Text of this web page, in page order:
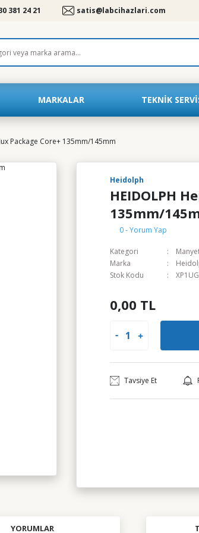
381 24 21 satis@labcihazlari.com
MARKALAR TEKNIK
Package Core+ 135mm/145mm
Heidolph
HEIDOLPH
135mm/
0 - Yorum Yap
Kategori
Marka
Stok Kodu
0,00 TL
Tavsiye Et
YORUMLAR